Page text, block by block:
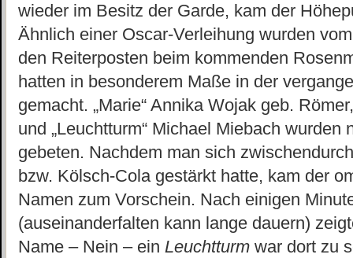
wieder im Besitz der Garde, kam der
Ähnlich einer Oscar-Verleihung wurden
den Reiterposten beim kommenden
hatten in besonderem Maße in der
gemacht. „Marie“ Annika Wojak geb.
und „Leuchtturm“ Michael Miebach
gebeten. Nachdem man sich
bzw. Kölsch-Cola gestärkt hatte, kam der
Namen zum Vorschein. Nach einigen
(auseinanderfalten kann lange dauern)
Name – Nein – ein Leuchtturm war dort zu